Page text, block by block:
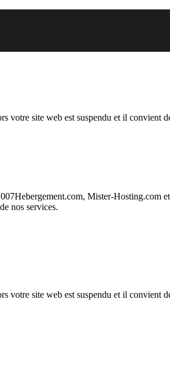
votre site web est suspendu et il convient
Mister-Hosting.com
nos services.
votre site web est suspendu et il convient